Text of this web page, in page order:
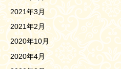
2021年3月
2021年2月
2020年10月
2020年4月